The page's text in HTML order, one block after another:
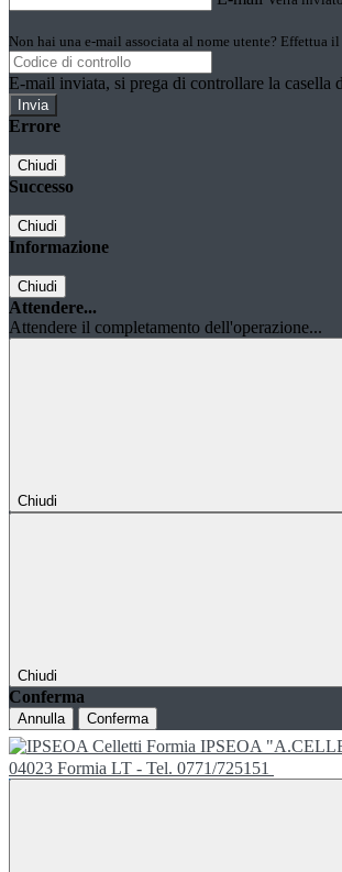
Non hai una e-mail associata al nome utente? Effettua
E-mail inviata, si prega di controllare la casella
Errore
Chiudi
Successo
Chiudi
Informazione
Chiudi
Attendere...
Attendere il completamento dell'operazione...
Chiudi
Chiudi
Conferma
Annulla Conferma
IPSEOA
04023 Formia LT - Tel. 0771/725151